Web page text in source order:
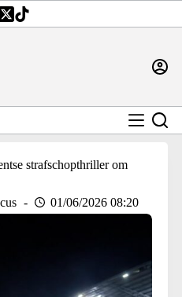
strafschopthriller om
01/06/2026 08:20